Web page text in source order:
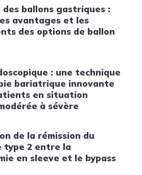
ballons gastriques :
avantages et les
des options de ballon
: une technique
bariatrique innovante
en situation
à sévère
de la rémission du
type 2 entre la
en sleeve et le bypass